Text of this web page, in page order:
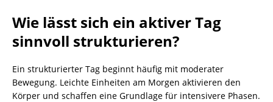
Wie lässt sich ein aktiver Tag
sinnvoll strukturieren?
Ein strukturierter Tag beginnt häufig mit moderater
Bewegung. Leichte Einheiten am Morgen aktivieren den
Körper und schaffen eine Grundlage für intensivere Phasen.